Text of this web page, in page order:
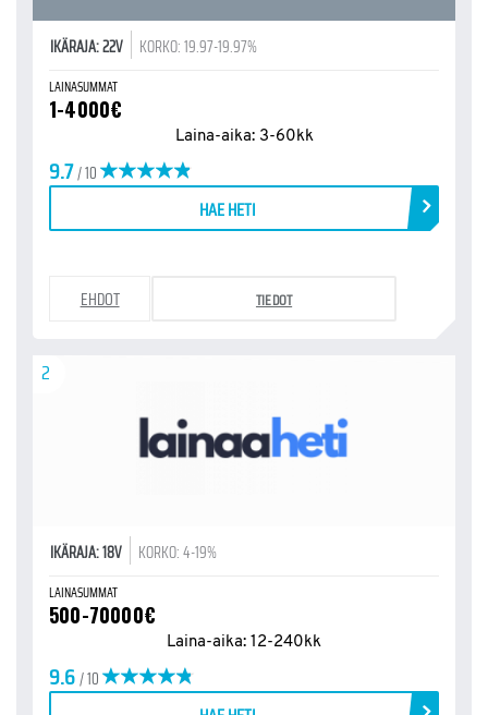
IKÄRAJA: 22V KORKO: 19.97-19.97%
LAINASUMMAT
1-4000€
Laina-aika: 3-60kk
9.7/ 10
EHDOT TIEDOT
HAE HETI
2
IKÄRAJA: 18V KORKO: 4-19%
LAINASUMMAT
500-70000€
Laina-aika: 12-240kk
9.6/ 10